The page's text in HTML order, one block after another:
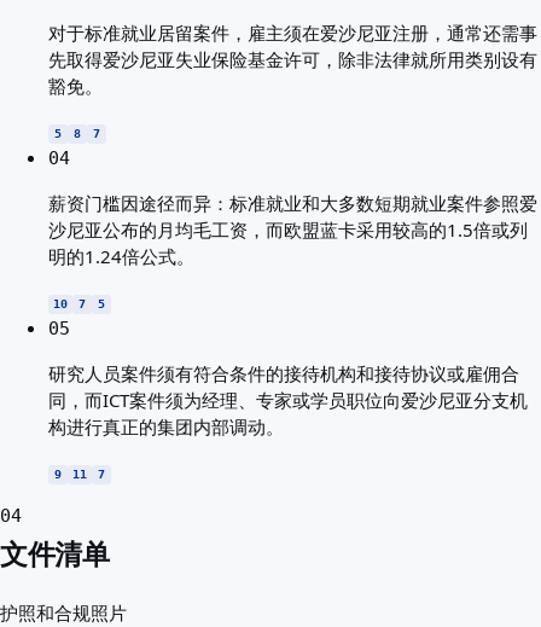
对于标准就业居留案件，雇主须在爱沙尼亚注册，通常还需事
先取得爱沙尼亚失业保险基金许可，除非法律就所用类别设有
豁免。
5 8 7
04
薪资门槛因途径而异：标准就业和大多数短期就业案件参照爱
沙尼亚公布的月均毛工资，而欧盟蓝卡采用较高的1.5倍或列
明的1.24倍公式。
10 7 5
05
研究人员案件须有符合条件的接待机构和接待协议或雇佣合
同，而ICT案件须为经理、专家或学员职位向爱沙尼亚分支机
构进行真正的集团内部调动。
9 11 7
04
文件清单
护照和合规照片